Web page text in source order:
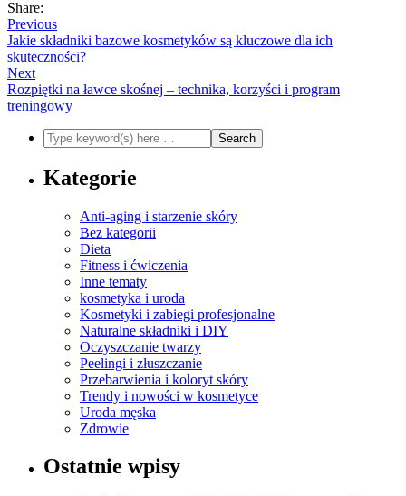
Share:
Previous
Jakie składniki bazowe kosmetyków są kluczowe dla ich
skuteczności?
Next
Rozpiętki na ławce skośnej – technika, korzyści i program
treningowy
Kategorie
Anti-aging i starzenie skóry
Bez kategorii
Dieta
Fitness i ćwiczenia
Inne tematy
kosmetyka i uroda
Kosmetyki i zabiegi profesjonalne
Naturalne składniki i DIY
Oczyszczanie twarzy
Peelingi i złuszczanie
Przebarwienia i koloryt skóry
Trendy i nowości w kosmetyce
Uroda męska
Zdrowie
Ostatnie wpisy